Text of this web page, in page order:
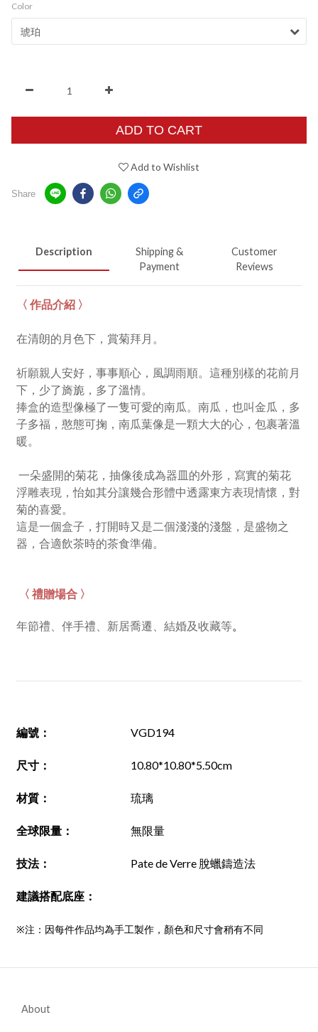
Color
ADD TO CART
Add to Wishlist
Share
Description
Shipping &
Payment
Customer
Reviews
〈 作品介紹 〉
在清朗的月色下，賞菊拜月。
祈願親人安好，事事順心，風調雨順。這種別樣的花前月
下，少了旖旎，多了溫情。
捧盒的造型像極了一隻可愛的南瓜。南瓜，也叫金瓜，多
子多福，憨態可掬，南瓜葉像是一顆大大的心，包裹著溫
暖。
一朵盛開的菊花，抽像後成為器皿的外形，寫實的菊花
浮雕表現，怡如其分讓幾合形體中透露東方表現情懷，對
菊的喜愛。
這是一個盒子，打開時又是二個淺淺的淺盤，是盛物之
器，合適飲茶時的茶食準備。
〈 禮贈場合 〉
年節禮、伴手禮、新居喬遷、結婚及收藏等。
編號 ： VGD194
尺寸 ： 10.80*10.80*5.50cm
材質 ： 琉璃
全球限量： 無限量
技法： Pate de Verre 脫蠟鑄造法
建議搭配底座 ：
※注：因每件作品均為手工製作，顏色和尺寸會稍有不同
About